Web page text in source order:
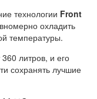
технологии Front
охладить
температуры.
литров, и его
сохранять лучшие